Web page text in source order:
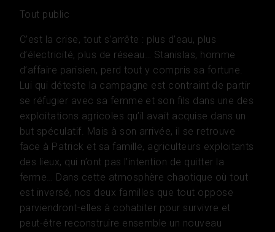
Tout public
C’est la crise, tout s’arrête : plus d’eau, plus
d’électricité, plus de réseau… Stanislas, homme
d’affaire parisien, perd tout y compris sa fortune.
Lui qui déteste la campagne est contraint de partir
se réfugier avec sa femme et son fils dans une des
exploitations agricoles qu’il avait acquise dans un
but spéculatif. Mais à son arrivée, il se retrouve
face à Patrick et sa famille, agriculteurs exploitants
des lieux, qui n’ont pas l’intention de quitter la
ferme… Dans cette atmosphère chaotique où tout
est inversé, nos deux familles que tout oppose
parviendront-elles à cohabiter pour survivre et
peut-être reconstruire ensemble un nouveau